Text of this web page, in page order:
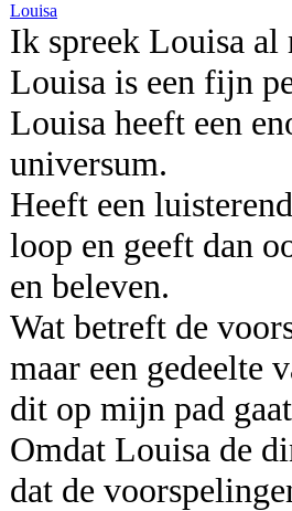
Louisa
Ik spreek Louisa al
Louisa is een fijn
Louisa heeft een
universum.
Heeft een
loop en geeft dan
en beleven.
Wat betreft de
maar een gedeelte
dit op mijn pad
Omdat Louisa de
dat de